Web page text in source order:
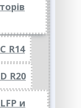
R14
R20
и